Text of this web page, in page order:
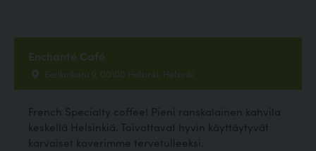
Enchanté Café
Eerikinkatu 9, 00100 Helsinki, Helsinki
French Specialty coffee! Pieni ranskalainen kahvila
keskellä Helsinkiä. Toivottavat hyvin käyttäytyvät
karvaiset kaverimme tervetulleeksi.